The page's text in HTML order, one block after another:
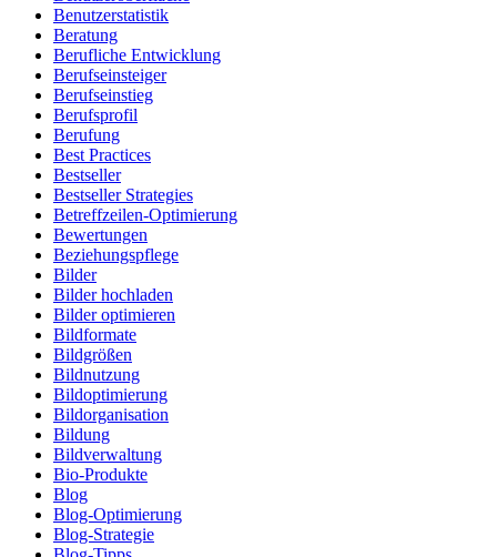
Benutzerstatistik
Beratung
Berufliche Entwicklung
Berufseinsteiger
Berufseinstieg
Berufsprofil
Berufung
Best Practices
Bestseller
Bestseller Strategies
Betreffzeilen-Optimierung
Bewertungen
Beziehungspflege
Bilder
Bilder hochladen
Bilder optimieren
Bildformate
Bildgrößen
Bildnutzung
Bildoptimierung
Bildorganisation
Bildung
Bildverwaltung
Bio-Produkte
Blog
Blog-Optimierung
Blog-Strategie